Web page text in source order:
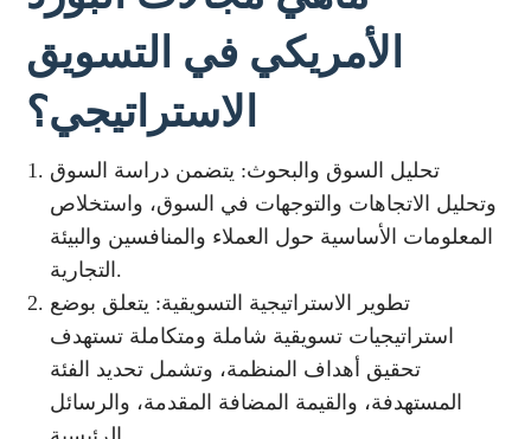
الأمريكي في التسويق
الاستراتيجي؟
تحليل السوق والبحوث: يتضمن دراسة السوق
وتحليل الاتجاهات والتوجهات في السوق، واستخلاص
المعلومات الأساسية حول العملاء والمنافسين والبيئة
التجارية.
تطوير الاستراتيجية التسويقية: يتعلق بوضع
استراتيجيات تسويقية شاملة ومتكاملة تستهدف
تحقيق أهداف المنظمة، وتشمل تحديد الفئة
المستهدفة، والقيمة المضافة المقدمة، والرسائل